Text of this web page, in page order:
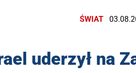
ŚWIAT
uderzył na